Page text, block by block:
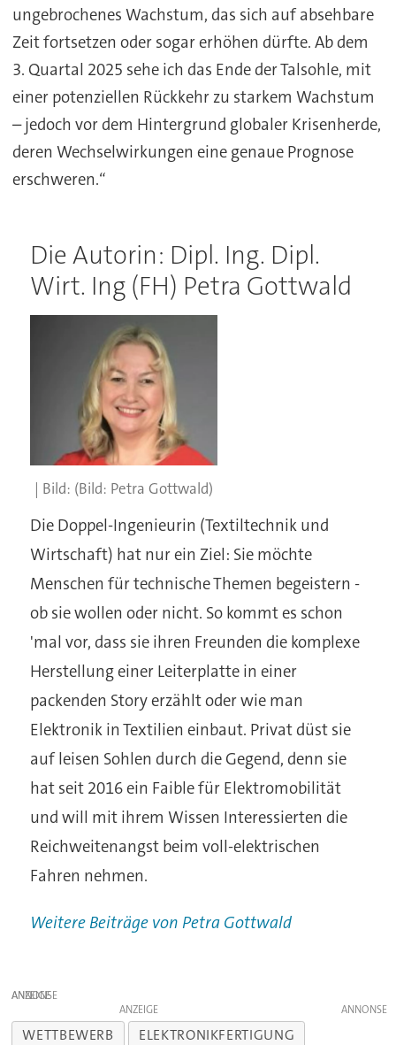
ungebrochenes Wachstum, das sich auf absehbare
Zeit fortsetzen oder sogar erhöhen dürfte. Ab dem
3. Quartal 2025 sehe ich das Ende der Talsohle, mit
einer potenziellen Rückkehr zu starkem Wachstum
– jedoch vor dem Hintergrund globaler Krisenherde,
deren Wechselwirkungen eine genaue Prognose
erschweren.“
Die Autorin: Dipl. Ing. Dipl.
Wirt. Ing (FH) Petra Gottwald
(Bild: Petra Gottwald)
Die Doppel-Ingenieurin (Textiltechnik und
Wirtschaft) hat nur ein Ziel: Sie möchte
Menschen für technische Themen begeistern -
ob sie wollen oder nicht. So kommt es schon
'mal vor, dass sie ihren Freunden die komplexe
Herstellung einer Leiterplatte in einer
packenden Story erzählt oder wie man
Elektronik in Textilien einbaut. Privat düst sie
auf leisen Sohlen durch die Gegend, denn sie
hat seit 2016 ein Faible für Elektromobilität
und will mit ihrem Wissen Interessierten die
Reichweitenangst beim voll-elektrischen
Fahren nehmen.
Weitere Beiträge von Petra Gottwald
ANZEIGE
ANZEIGE
WETTBEWERB
ELEKTRONIKFERTIGUNG